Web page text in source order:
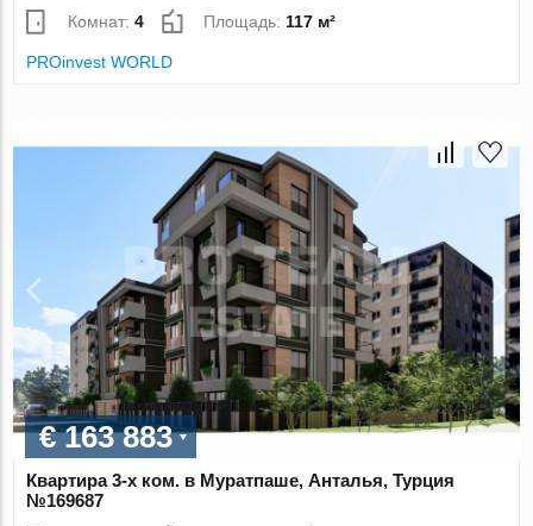
Комнат:4 Площадь:117 м²
PROinvest WORLD
€ 163 883
Квартира 3-х ком. в Муратпаше, Анталья, Турция
№169687